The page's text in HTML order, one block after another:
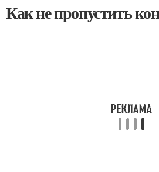
Как не пропустить